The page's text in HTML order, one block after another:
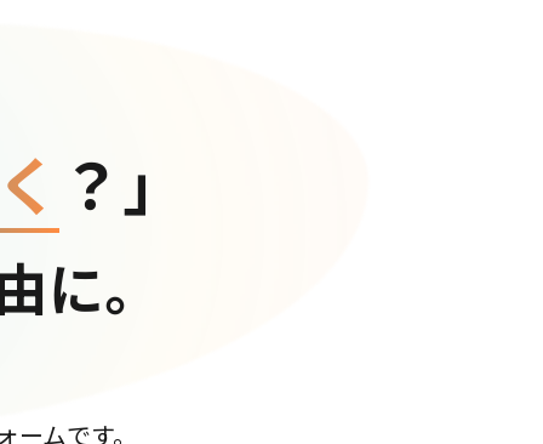
？」
に。
ムです。